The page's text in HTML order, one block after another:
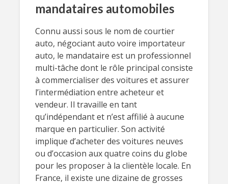
mandataires automobiles
Connu aussi sous le nom de courtier
auto, négociant auto voire importateur
auto, le mandataire est un professionnel
multi-tâche dont le rôle principal consiste
à commercialiser des voitures et assurer
l’intermédiation entre acheteur et
vendeur. Il travaille en tant
qu’indépendant et n’est affilié à aucune
marque en particulier. Son activité
implique d’acheter des voitures neuves
ou d’occasion aux quatre coins du globe
pour les proposer à la clientèle locale. En
France, il existe une dizaine de grosses